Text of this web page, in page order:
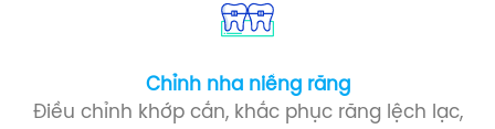
Chỉnh nha niềng răng
Điều chỉnh khớp cắn, khắc phục răng lệch lạc,